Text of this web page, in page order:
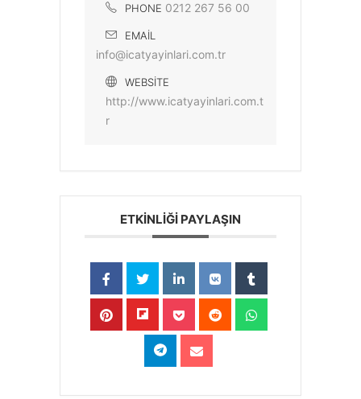
PHONE 0212 267 56 00
EMAIL
info@icatyayinlari.com.tr
WEBSITE
http://www.icatyayinlari.com.t
r
ETKİNLİĞİ PAYLAŞIN